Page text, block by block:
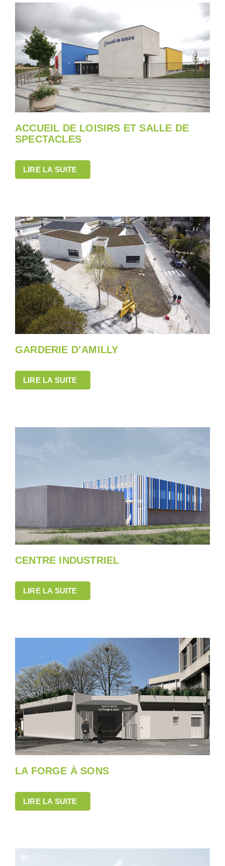
ACCUEIL DE LOISIRS ET SALLE DE
SPECTACLES
LIRE LA SUITE
GARDERIE D’AMILLY
LIRE LA SUITE
CENTRE INDUSTRIEL
LIRE LA SUITE
LA FORGE À SONS
LIRE LA SUITE